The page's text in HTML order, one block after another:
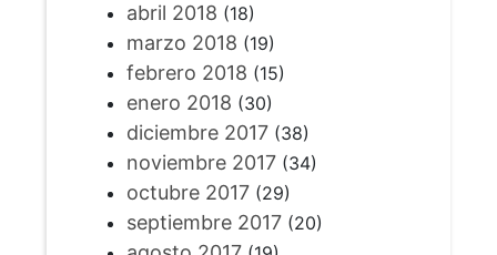
abril 2018 (18)
marzo 2018 (19)
febrero 2018 (15)
enero 2018 (30)
diciembre 2017(38)
noviembre 2017(34)
octubre 2017(29)
septiembre 2017(20)